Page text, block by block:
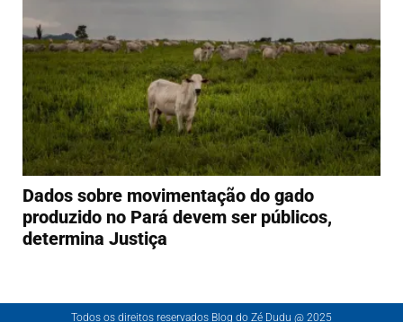
Dados sobre movimentação do gado
produzido no Pará devem ser públicos,
determina Justiça
Todos os direitos reservados Blog do Zé Dudu @ 2025